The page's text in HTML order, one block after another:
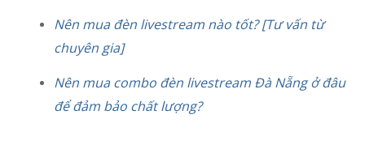
Nên mua đèn livestream nào tốt? [Tư vấn từ
chuyên gia]
Nên mua combo đèn livestream Đà Nẵng ở đâu
để đảm bảo chất lượng?